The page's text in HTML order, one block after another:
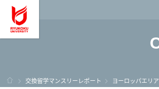
龍谷大
ホーム
交換留学マンスリーレポート ヨーロッパエリア